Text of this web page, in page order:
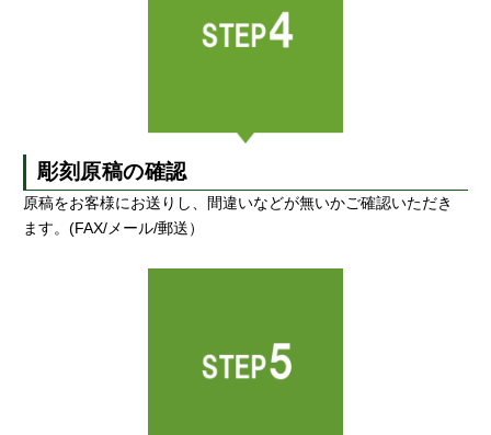
彫刻原稿の確認
原稿をお客様にお送りし、間違いなどが無いかご確認いただき
ます。(FAX/メール/郵送）